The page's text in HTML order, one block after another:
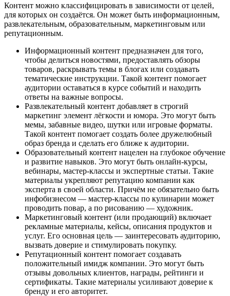
Контент можно классифицировать в зависимости от целей,
для которых он создаётся. Он может быть информационным,
развлекательным, образовательным, маркетинговым или
репутационным.
Информационный контент предназначен для того,
чтобы делиться новостями, предоставлять обзоры
товаров, раскрывать темы в блогах или создавать
тематические инструкции. Такой контент помогает
аудитории оставаться в курсе событий и находить
ответы на важные вопросы.
Развлекательный контент добавляет в строгий
маркетинг элемент лёгкости и юмора. Это могут быть
мемы, забавные видео, шутки или игровые форматы.
Такой контент помогает создать более дружелюбный
образ бренда и сделать его ближе к аудитории.
Образовательный контент нацелен на глубокое обучение
и развитие навыков. Это могут быть онлайн-курсы,
вебинары, мастер-классы и экспертные статьи. Такие
материалы укрепляют репутацию компании как
эксперта в своей области. Причём не обязательно быть
инфобизнесом — мастер-классы по кулинарии может
проводить повар, а по рисованию — художник.
Маркетинговый контент (или продающий) включает
рекламные материалы, кейсы, описания продуктов и
услуг. Его основная цель — заинтересовать аудиторию,
вызвать доверие и стимулировать покупку.
Репутационный контент помогает создавать
положительный имидж компании. Это могут быть
отзывы довольных клиентов, награды, рейтинги и
сертификаты. Такие материалы усиливают доверие к
бренду и его авторитет.